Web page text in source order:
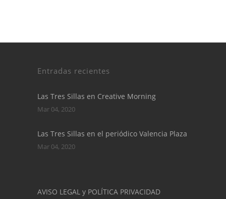
Entradas recientes
Las Tres Sillas en Creative Morning
Mar 04, 2020
Las Tres Sillas en el periódico Valencia Plaza
Mar 04, 2020
AVISO LEGAL y POLÍTICA PRIVACIDAD